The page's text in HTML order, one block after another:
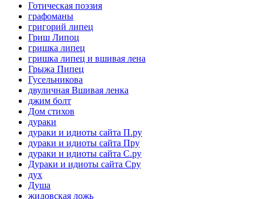
Готическая поэзия
графоманы
григорий липец
Гриш Липоц
гришка липец
гришка липец и вшивая лена
Грыжа Пипец
Гусельникова
двуличная Вшивая ленка
джим болт
Дом стихов
дураки
дураки и идиоты сайта П.ру
дураки и идиоты сайта Пру
дураки и идиоты сайта С.ру
Дураки и идиоты сайта Сру
дух
Душа
жидовская ложь